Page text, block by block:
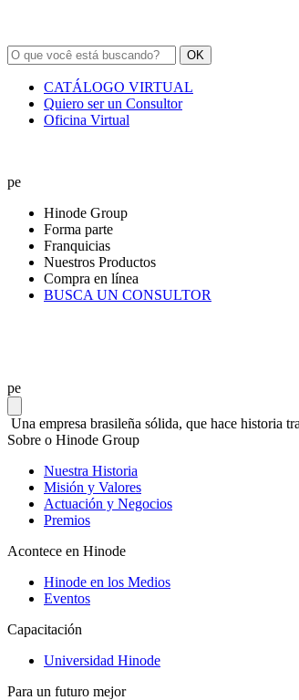
OK
CATÁLOGO VIRTUAL
Quiero ser un Consultor
Oficina Virtual
pe
Hinode Group
Forma parte
Franquicias
Nuestros Productos
Compra en línea
BUSCA UN CONSULTOR
pe
Una empresa brasileña sólida, que hace historia
Sobre o Hinode Group
Nuestra Historia
Misión y Valores
Actuación y Negocios
Premios
Acontece en Hinode
Hinode en los Medios
Eventos
Capacitación
Universidad Hinode
Para un futuro mejor